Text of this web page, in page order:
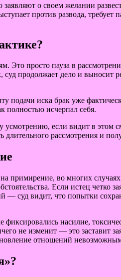
о своем желании
против развода,
Это просто пауза в
продолжает дело и выносит
подачи иска брак уже
полностью исчерпал себя.
если видит в
длительного рассмотрения и
примирение, во многих
Если истец четко
видит, что попытки
насилие,
не изменит — это заставит
отношений